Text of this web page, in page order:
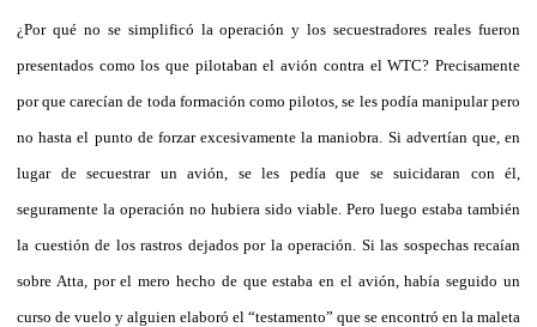
¿Por qué no se simplificó la operación y los secuestradores reales fueron
presentados como los que pilotaban el avión contra el WTC? Precisamente
por que carecían de toda formación como pilotos, se les podía manipular pero
no hasta el punto de forzar excesivamente la maniobra. Si advertían que, en
lugar de secuestrar un avión, se les pedía que se suicidaran con él,
seguramente la operación no hubiera sido viable. Pero luego estaba también
la cuestión de los rastros dejados por la operación. Si las sospechas recaían
sobre Atta, por el mero hecho de que estaba en el avión, había seguido un
curso de vuelo y alguien elaboró el “testamento” que se encontró en la maleta